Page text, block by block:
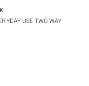
One Size
USE TWO WAY